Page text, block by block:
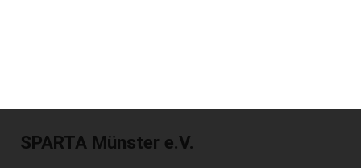
SPARTA Münster e.V.